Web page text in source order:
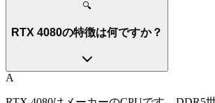
🔍
RTX 4080の特徴は何ですか？
A